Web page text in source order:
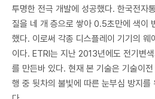
투명한 전극 개발에 성공했다. 한국전자
질을 네 개 층으로 쌓아 0.5초만에 색이
했다. 이로써 각종 디스플레이 기기의 웨
이다. ETRI는 지난 2013년에도 전기변
를 만든바 있다. 현재 본 기술은 기술이
행 중 뒷차의 불빛에 따른 눈부심 방지를